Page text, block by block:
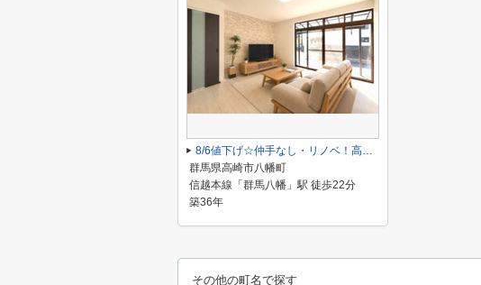
8/6値下げ☆仲手なし・リノベ！高崎市八幡町平屋
群馬県高崎市八幡町
信越本線「群馬八幡」駅 徒歩22分
築36年
その他の町名で探す